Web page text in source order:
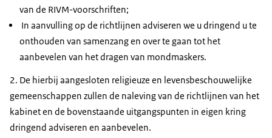
van de RIVM-voorschriften;
In aanvulling op de richtlijnen adviseren we u dringend u te
onthouden van samenzang en over te gaan tot het
aanbevelen van het dragen van mondmaskers.
2. De hierbij aangesloten religieuze en levensbeschouwelijke
gemeenschappen zullen de naleving van de richtlijnen van het
kabinet en de bovenstaande uitgangspunten in eigen kring
dringend adviseren en aanbevelen.